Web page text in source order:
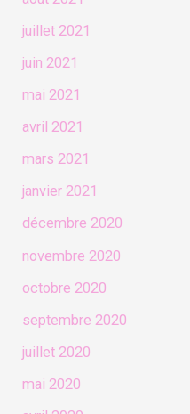
juillet 2021
juin 2021
mai 2021
avril 2021
mars 2021
janvier 2021
décembre 2020
novembre 2020
octobre 2020
septembre 2020
juillet 2020
mai 2020